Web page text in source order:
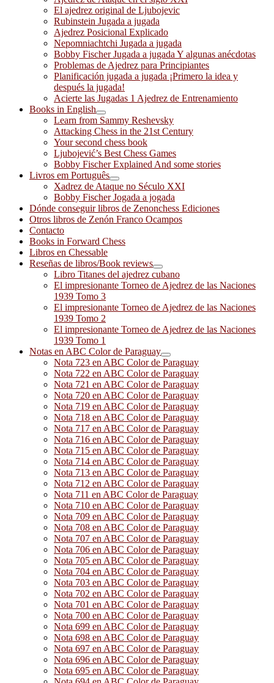
El ajedrez original de Ljubojevic
Rubinstein Jugada a jugada
Ajedrez Posicional Explicado
Nepomniachtchi Jugada a jugada
Bobby Fischer Jugada a jugada Y algunas anécdotas
Problemas de Ajedrez para Principiantes
Planificación jugada a jugada ¡Primero la idea y
después la jugada!
Acierte las Jugadas 1 Ajedrez de Entrenamiento
Books in English
Learn from Sammy Reshevsky
Attacking Chess in the 21st Century
Your second chess book
Ljubojević’s Best Chess Games
Bobby Fischer Explained And some stories
Livros em Português
Xadrez de Ataque no Século XXI
Bobby Fischer Jogada a jogada
Dónde conseguir libros de Zenonchess Ediciones
Otros libros de Zenón Franco Ocampos
Contacto
Books in Forward Chess
Libros en Chessable
Reseñas de libros/Book reviews
Libro Titanes del ajedrez cubano
El impresionante Torneo de Ajedrez de las Naciones
1939 Tomo 3
El impresionante Torneo de Ajedrez de las Naciones
1939 Tomo 2
El impresionante Torneo de Ajedrez de las Naciones
1939 Tomo 1
Notas en ABC Color de Paraguay
Nota 723 en ABC Color de Paraguay
Nota 722 en ABC Color de Paraguay
Nota 721 en ABC Color de Paraguay
Nota 720 en ABC Color de Paraguay
Nota 719 en ABC Color de Paraguay
Nota 718 en ABC Color de Paraguay
Nota 717 en ABC Color de Paraguay
Nota 716 en ABC Color de Paraguay
Nota 715 en ABC Color de Paraguay
Nota 714 en ABC Color de Paraguay
Nota 713 en ABC Color de Paraguay
Nota 712 en ABC Color de Paraguay
Nota 711 en ABC Color de Paraguay
Nota 710 en ABC Color de Paraguay
Nota 709 en ABC Color de Paraguay
Nota 708 en ABC Color de Paraguay
Nota 707 en ABC Color de Paraguay
Nota 706 en ABC Color de Paraguay
Nota 705 en ABC Color de Paraguay
Nota 704 en ABC Color de Paraguay
Nota 703 en ABC Color de Paraguay
Nota 702 en ABC Color de Paraguay
Nota 701 en ABC Color de Paraguay
Nota 700 en ABC Color de Paraguay
Nota 699 en ABC Color de Paraguay
Nota 698 en ABC Color de Paraguay
Nota 697 en ABC Color de Paraguay
Nota 696 en ABC Color de Paraguay
Nota 695 en ABC Color de Paraguay